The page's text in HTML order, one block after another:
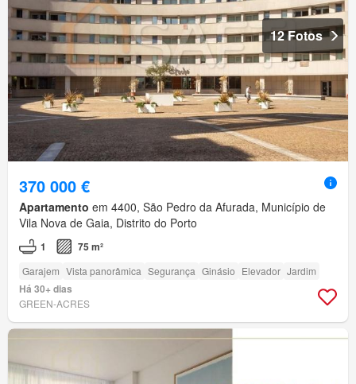
12 Fotos
370 000 €
Apartamento em 4400, São Pedro da Afurada, Município de
Vila Nova de Gaia, Distrito do Porto
1 75 m²
Garajem Vista panorâmica Segurança Ginásio Elevador Jardim
Há 30+ dias
GREEN-ACRES